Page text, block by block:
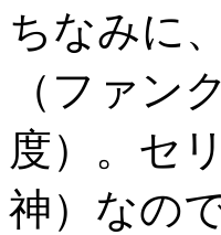
ちなみに
（ファン
度）。セ
神）なの